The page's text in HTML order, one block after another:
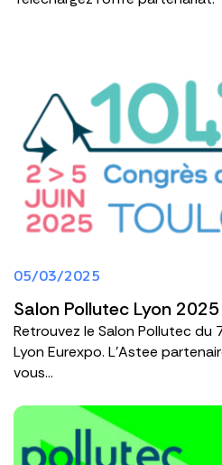
05/03/2025
Salon Pollutec Lyon 2025
Retrouvez le Salon Pollutec
Lyon Eurexpo. L'Astee
vous...